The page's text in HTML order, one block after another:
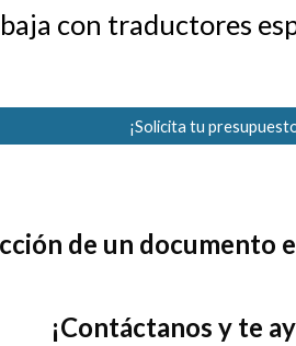
con traductores
¡Solicita tu
de un documento
¡Contáctanos y te